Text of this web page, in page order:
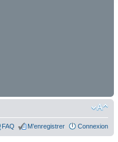
FAQ M’enregistrer Connexion